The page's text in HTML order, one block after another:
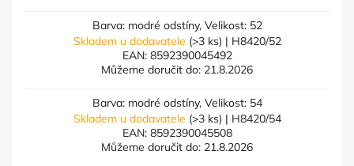
Barva: modré odstíny, Velikost: 52
Skladem u dodavatele (>3 ks) | H8420/52
EAN: 8592390045492
Můžeme doručit do: 21.8.2026
Barva: modré odstíny, Velikost: 54
Skladem u dodavatele (>3 ks) | H8420/54
EAN: 8592390045508
Můžeme doručit do: 21.8.2026